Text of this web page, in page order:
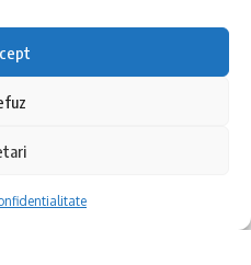
La Drum cu Ada